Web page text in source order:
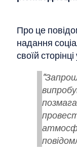
Про це
надання
своїй